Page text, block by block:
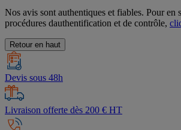
Nos avis sont authentiques et fiables. Pour en
procédures dauthentification et de contrôle,
Retour en haut
Devis sous 48h
Livraison offerte dès 200 € HT